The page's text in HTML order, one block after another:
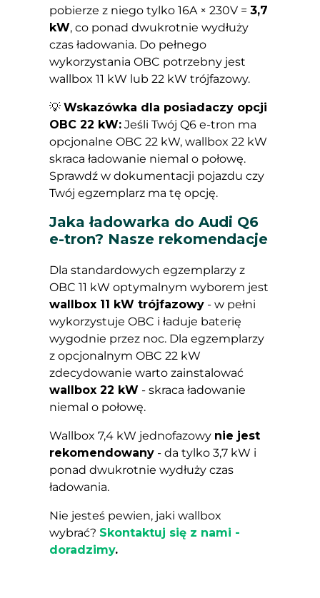
pobierze z niego tylko 16A × 230V = 3,7
kW, co ponad dwukrotnie wydłuży
czas ładowania. Do pełnego
wykorzystania OBC potrzebny jest
wallbox 11 kW lub 22 kW trójfazowy.
💡 Wskazówka dla posiadaczy opcji
OBC 22 kW: Jeśli Twój Q6 e-tron ma
opcjonalne OBC 22 kW, wallbox 22 kW
skraca ładowanie niemal o połowę.
Sprawdź w dokumentacji pojazdu czy
Twój egzemplarz ma tę opcję.
Jaka ładowarka do Audi Q6
e-tron? Nasze rekomendacje
Dla standardowych egzemplarzy z
OBC 11 kW optymalnym wyborem jest
wallbox 11 kW trójfazowy - w pełni
wykorzystuje OBC i ładuje baterię
wygodnie przez noc. Dla egzemplarzy
z opcjonalnym OBC 22 kW
zdecydowanie warto zainstalować
wallbox 22 kW - skraca ładowanie
niemal o połowę.
Wallbox 7,4 kW jednofazowy nie jest
rekomendowany - da tylko 3,7 kW i
ponad dwukrotnie wydłuży czas
ładowania.
Nie jesteś pewien, jaki wallbox
wybrać? Skontaktuj się z nami -
doradzimy.
Cookies to małe pliki danych, które są
przechowywane na Twoim urządzeniu podczas
przeglądania stron internetowych. Używamy ich
do poprawy działania serwisu, personalizacji treści,
Dostosuj Zezwól na wszystkie